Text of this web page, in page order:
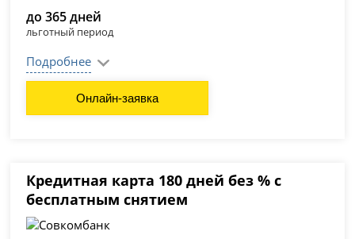
до 365 дней
льготный период
Подробнее
Онлайн-заявка
Кредитная карта 180 дней без % с
бесплатным снятием